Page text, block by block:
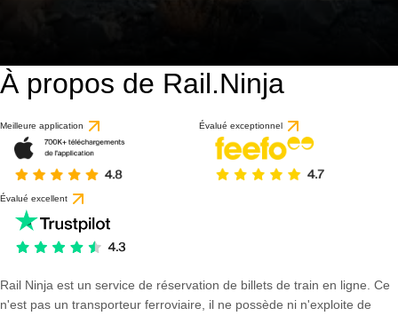
À propos de Rail.Ninja
Meilleure application Évalué exceptionnel
Évalué excellent
Rail Ninja est un service de réservation de billets de train en ligne. Ce
n'est pas un transporteur ferroviaire, il ne possède ni n'exploite de